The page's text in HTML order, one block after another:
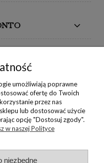
umożliwiają poprawne
ofertę do Twoich
przez nas
lub dostosować użycie
opcję "Dostosuj zgody".
w naszej Polityce
niezbędne